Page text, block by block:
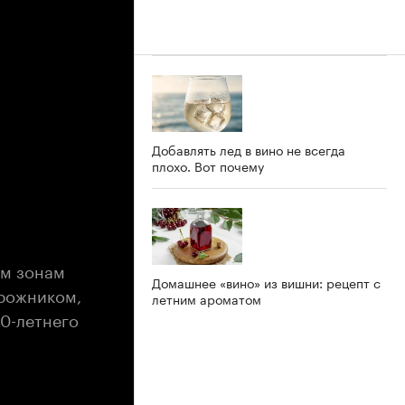
зонам
летнего
Добавлять лед в вино не всегда
плохо. Вот почему
Домашнее «вино» из вишни: рецепт с
летним ароматом